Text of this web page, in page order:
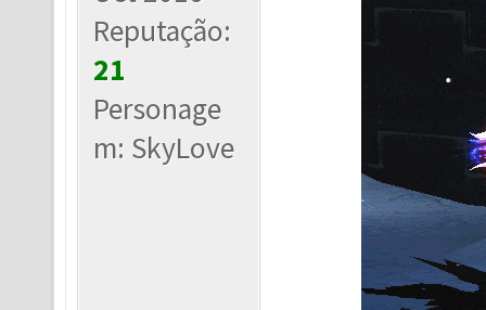
Reputação:
21
Personage
m: SkyLove